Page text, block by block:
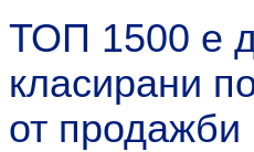
ТОП 1500 е
класирани
от продажби